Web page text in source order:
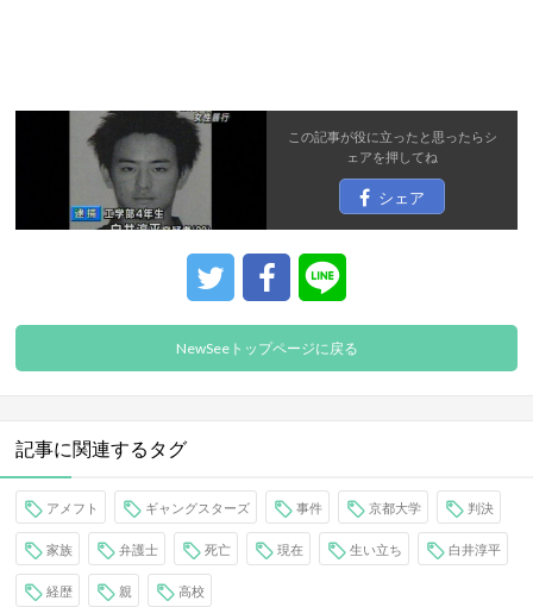
この記事が役に立ったと思ったらシ
ェアを押してね
シェア
NewSeeトップページに戻る
記事に関連するタグ
アメフト ギャングスターズ 事件 京都大学 判決
家族 弁護士 死亡 現在 生い立ち 白井淳平
経歴 親 高校